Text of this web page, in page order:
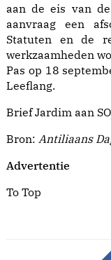
aan de eis van
aanvraag een
Statuten en de
werkzaamheden
Pas op 18
Leeflang.
Brief Jardim aan
Bron: Antiliaans
Advertentie
To Top